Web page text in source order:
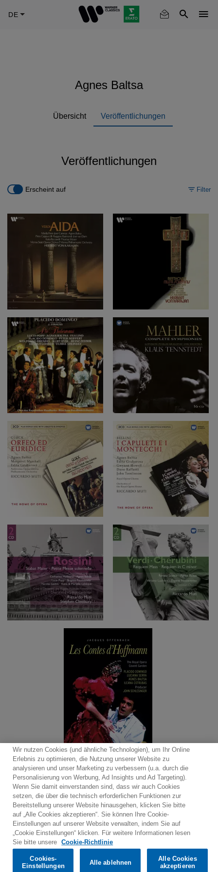
Agnes Baltsa
Übersicht Veröffentlichungen
Veröffentlichungen
Erscheint auf Filter
Newsletter
Warner Music Medienservice
Nutzungsbedingungen
Datenschutzerklärungen
Cookies-Richtlinien
Cookies-Einstellungen
© 2025 Parlophone Records Limited. All rights reserved.
Would you prefer to visit our website in English?
Confirm
Wir nutzen Cookies (und ähnliche Technologien), um Ihr Online
Erlebnis zu optimieren, die Nutzung unserer Website zu
analysieren und unser Marketing zu verbessern (u.a. durch die
Personalisierung von Werbung, Ad Insights und Ad Targeting).
Wenn Sie damit einverstanden sind, dass wir auch Cookies
setzen, die über die technisch erforderlichen Funktionen zur
Bereitstellung unserer Website hinausgehen, klicken Sie bitte
auf „Alle Cookies akzeptieren“. Sie können Ihre Cookie-
Einstellungen auf unserer Website verwalten, indem Sie auf
„Cookie Einstellungen“ klicken. Für weitere Informationen lesen
Sie bitte unsere
Cookie-Richtlinie
Cookies-
Einstellungen
Alle ablehnen
Alle Cookies
akzeptieren